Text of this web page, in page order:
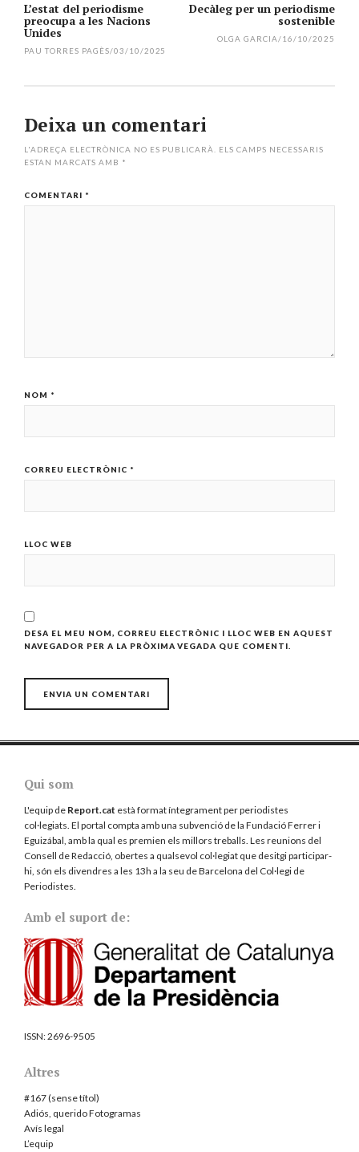
Decàleg per un periodisme
sostenible
OLGA GARCIA/16/10/2025
L’estat del periodisme
preocupa a les Nacions
Unides
PAU TORRES PAGÈS/03/10/2025
Deixa un comentari
L'ADREÇA ELECTRÒNICA NO ES PUBLICARÀ.
ELS CAMPS NECESSARIS
ESTAN MARCATS AMB *
COMENTARI *
NOM *
CORREU ELECTRÒNIC *
LLOC WEB
DESA EL MEU NOM, CORREU ELECTRÒNIC I LLOC WEB EN AQUEST
NAVEGADOR PER A LA PRÒXIMA VEGADA QUE COMENTI.
Qui som
L'equip de Report.cat està format íntegrament per periodistes
col·legiats. El portal compta amb una subvenció de la Fundació Ferrer i
Eguizábal, amb la qual es premien els millors treballs. Les reunions del
Consell de Redacció, obertes a qualsevol col·legiat que desitgi participar-
hi, són els divendres a les 13h a la seu de Barcelona del Col·legi de
Periodistes.
Amb el suport de:
ISSN:2696-9505
Altres
#167 (sense títol)
Adiós, querido Fotogramas
Avís legal
L’equip